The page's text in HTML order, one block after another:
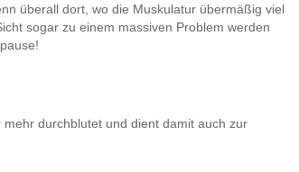
überall dort, wo die Muskulatur übermäßig viel
sogar zu einem massiven Problem werden
durchblutet und dient damit auch zur